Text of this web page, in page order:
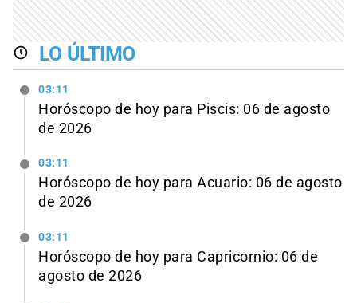
LO ÚLTIMO
03:11
Horóscopo de hoy para Piscis: 06 de agosto
de 2026
03:11
Horóscopo de hoy para Acuario: 06 de agosto
de 2026
03:11
Horóscopo de hoy para Capricornio: 06 de
agosto de 2026